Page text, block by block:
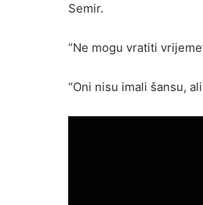
Semir.
“Ne mogu vratiti
“Oni nisu imali šansu,